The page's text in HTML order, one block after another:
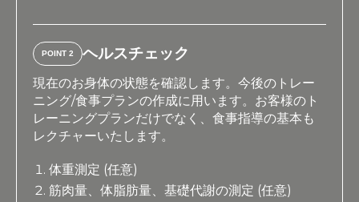
POINT 2 ヘルスチェック
現在のお身体の状態を確認します。今後のトレー
ニング/食事プランの作成に用います。お客様のト
レーニングプランだけでなく、食事指導の基本も
レクチャーいたします。
体重測定 (任意)
筋肉量、体脂肪量、基礎代謝の測定 (任意)